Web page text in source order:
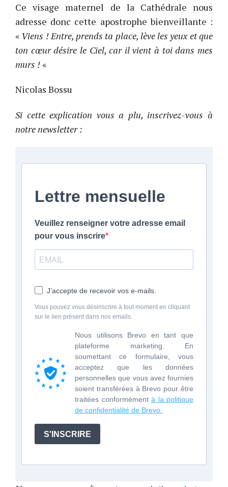
Ce visage maternel de la Cathédrale nous
adresse donc cette apostrophe bienveillante :
« Viens ! Entre, prends ta place, lève les yeux et que
ton cœur désire le Ciel, car il vient à toi dans mes
murs !«
Nicolas Bossu
Si cette explication vous a plu, inscrivez-vous à
notre newsletter :
Lettre mensuelle
Veuillez renseigner votre adresse email
pour vous inscrire
J’accepte de recevoir vos e-mails.
Vous pouvez vous désinscrire à tout moment en cliquant
sur le lien présent dans nos emails.
Nous utilisons Brevo en tant que
plateforme marketing. En
soumettant ce formulaire, vous
acceptez que les données
personnelles que vous avez fournies
soient transférées à Brevo pour être
traitées conformément à la politique
de confidentialité de Brevo.
S'INSCRIRE